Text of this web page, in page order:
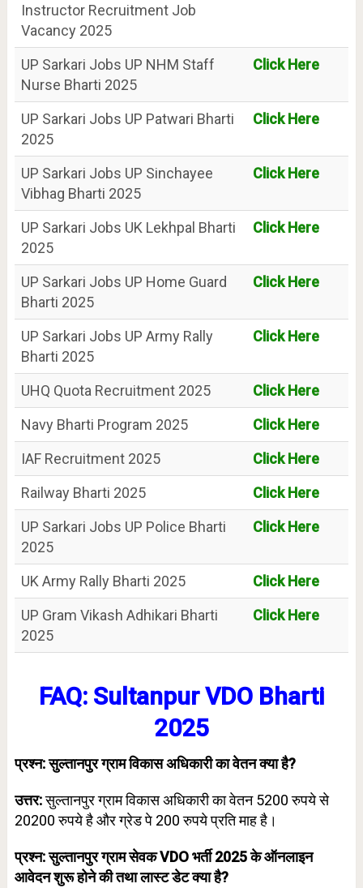
Instructor Recruitment Job
Vacancy 2025
UP Sarkari Jobs UP NHM Staff
Nurse Bharti 2025
Click Here
UP Sarkari Jobs UP Patwari Bharti
2025
Click Here
UP Sarkari Jobs UP Sinchayee
Vibhag Bharti 2025
Click Here
UP Sarkari Jobs UK Lekhpal Bharti
2025
Click Here
UP Sarkari Jobs UP Home Guard
Bharti 2025
Click Here
UP Sarkari Jobs UP Army Rally
Bharti 2025
Click Here
UHQ Quota Recruitment 2025
Click Here
Navy Bharti Program 2025
Click Here
IAF Recruitment 2025
Click Here
Railway Bharti 2025
Click Here
UP Sarkari Jobs UP Police Bharti
2025
Click Here
UK Army Rally Bharti 2025
Click Here
UP Gram Vikash Adhikari Bharti
2025
Click Here
FAQ: Sultanpur VDO Bharti
2025
प्रश्न: सुल्तानपुरग्राम विकास अधिकारी का वेतन क्या है?
उत्तर:सुल्तानपुर ग्राम विकास अधिकारी का वेतन 5200 रुपये से
20200 रुपये है और ग्रेड पे 200 रुपये प्रति माह है।
प्रश्न: सुल्तानपुरग्राम सेवक VDO भर्ती 2025 के ऑनलाइन
आवेदन शुरू होने की तथा लास्ट डेट क्या है?